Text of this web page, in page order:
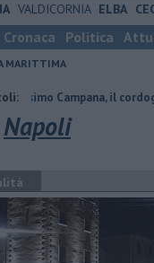
VALDICORNIA ELBA
Cronaca Politica
MARITTIMA
il cordoglio
Napoli